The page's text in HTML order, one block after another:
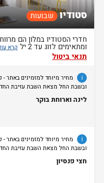
סטודיו שבועות
חדרי הסטודיו במלון הם
ומתאימים לזוג עד 2 יל
תנאי ביטול
i
לספא היא למבוגרים בלבד.
לינה וארוחת בוקר
i
לספא היא למבוגרים בלבד.
חצי פנסיון